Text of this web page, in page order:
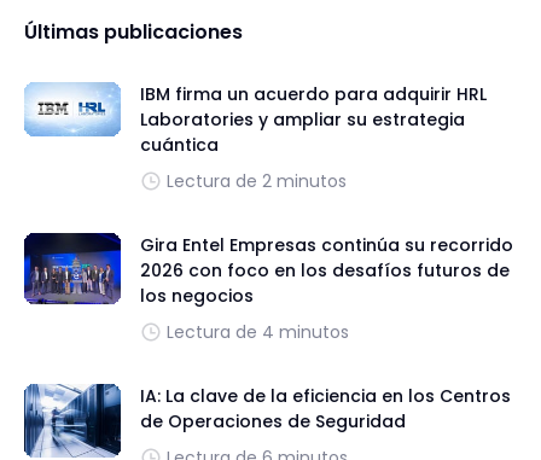
Últimas publicaciones
IBM firma un acuerdo para adquirir HRL
Laboratories y ampliar su estrategia
cuántica
Lectura de 2 minutos
Gira Entel Empresas continúa su recorrido
2026 con foco en los desafíos futuros de
los negocios
Lectura de 4 minutos
IA: La clave de la eficiencia en los Centros
de Operaciones de Seguridad